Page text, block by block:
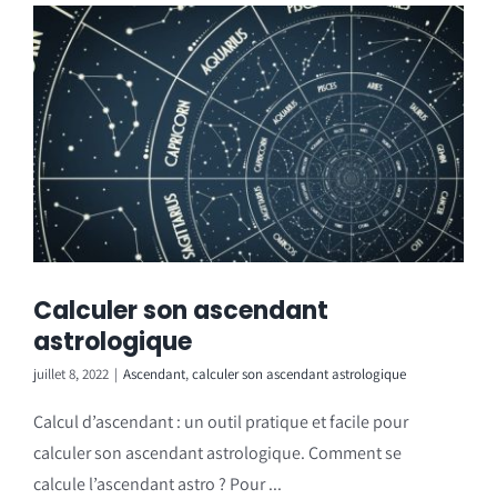
Calculer son ascendant
astrologique
juillet 8, 2022 | Ascendant,calculer son ascendant astrologique
Calcul d’ascendant : un outil pratique et facile pour
calculer son ascendant astrologique. Comment se
calcule l’ascendant astro ? Pour ...